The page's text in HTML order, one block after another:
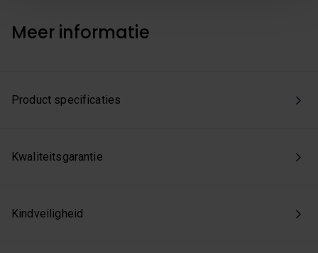
die nodig zijn voor een goed werkende site. Je kunt op
elk moment jouw voorkeuren aanpassen of jouw
Meer informatie
Product specificaties
Kwaliteitsgarantie
Kindveiligheid